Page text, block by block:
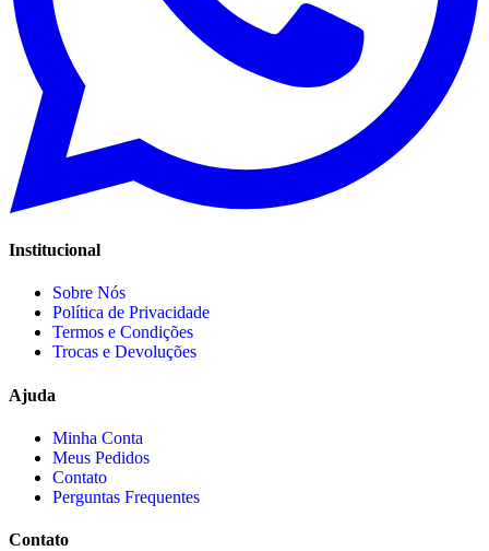
Institucional
Sobre Nós
Política de Privacidade
Termos e Condições
Trocas e Devoluções
Ajuda
Minha Conta
Meus Pedidos
Contato
Perguntas Frequentes
Contato